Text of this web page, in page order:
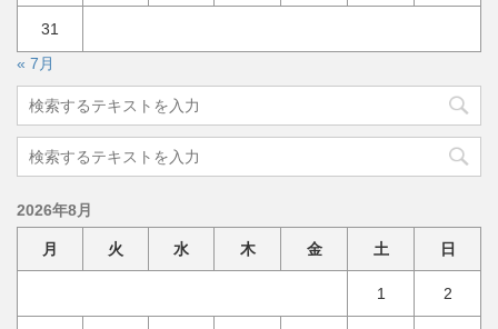
31
« 7月
2026年8月
月 火 水 木 金 土 日
1 2